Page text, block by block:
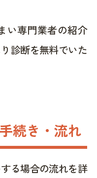
い専門業者の紹介
診断を無料でいた
続き・流れ
る場合の流れを詳